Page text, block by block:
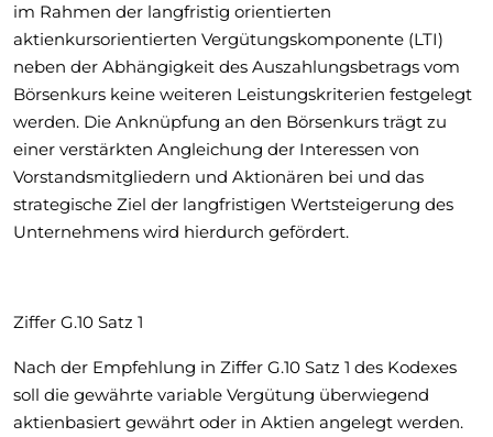
im Rahmen der langfristig orientierten
aktienkursorientierten Vergütungskomponente (LTI)
neben der Abhängigkeit des Auszahlungsbetrags vom
Börsenkurs keine weiteren Leistungskriterien festgelegt
werden. Die Anknüpfung an den Börsenkurs trägt zu
einer verstärkten Angleichung der Interessen von
Vorstandsmitgliedern und Aktionären bei und das
strategische Ziel der langfristigen Wertsteigerung des
Unternehmens wird hierdurch gefördert.
Ziffer G.10 Satz 1
Nach der Empfehlung in Ziffer G.10 Satz 1 des Kodexes
soll die gewährte variable Vergütung überwiegend
aktienbasiert gewährt oder in Aktien angelegt werden.